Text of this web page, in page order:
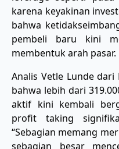
karena keyakinan
bahwa
pembeli baru kini
membentuk arah pasar.
Analis Vetle Lunde dari
bahwa lebih dari
aktif kini kembali
profit taking
“Sebagian memang
sebagian besar